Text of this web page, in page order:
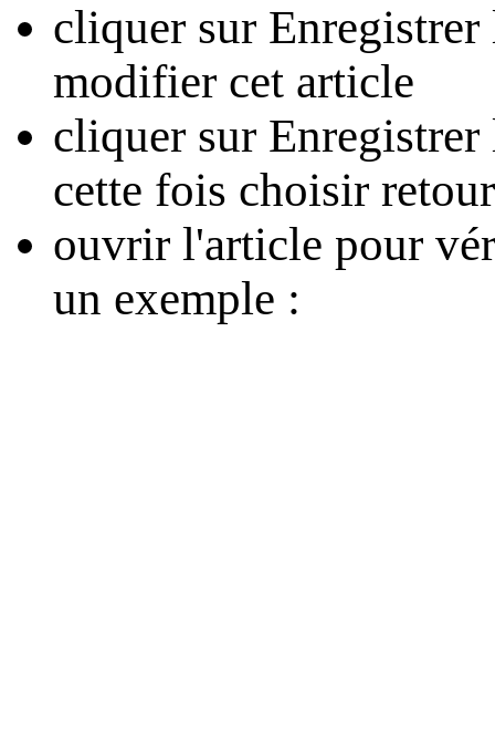
cliquer sur
modifier cet article
cliquer sur
cette fois choisir
ouvrir l'article pour
un exemple :